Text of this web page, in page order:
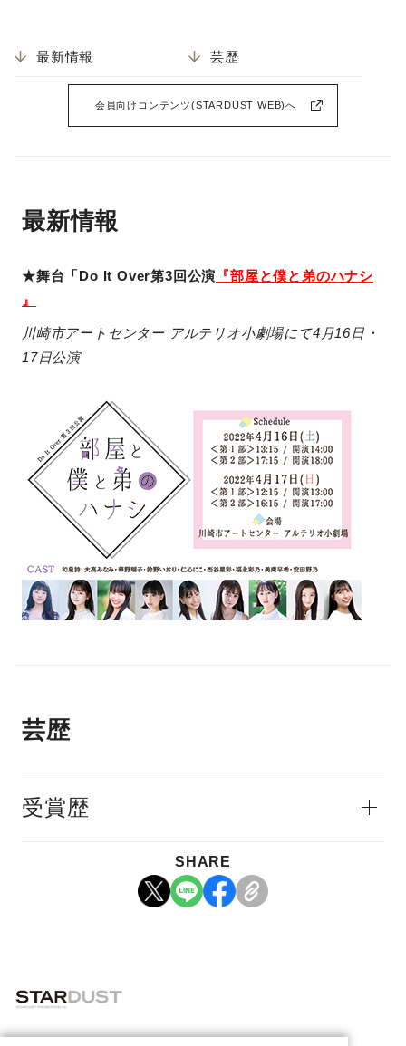
最新情報 芸歴
会員向けコンテンツ(STARDUST WEB)へ
最新情報
★舞台「Do It Over第3回公演 『部屋と僕と弟のハナシ
』
川崎市アートセンター アルテリオ小劇場にて4月16日・
17日公演
芸歴
受賞歴
SHARE